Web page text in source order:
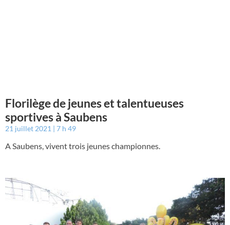
Florilège de jeunes et talentueuses
sportives à Saubens
21 juillet 2021 7 h 49
A Saubens, vivent trois jeunes championnes.